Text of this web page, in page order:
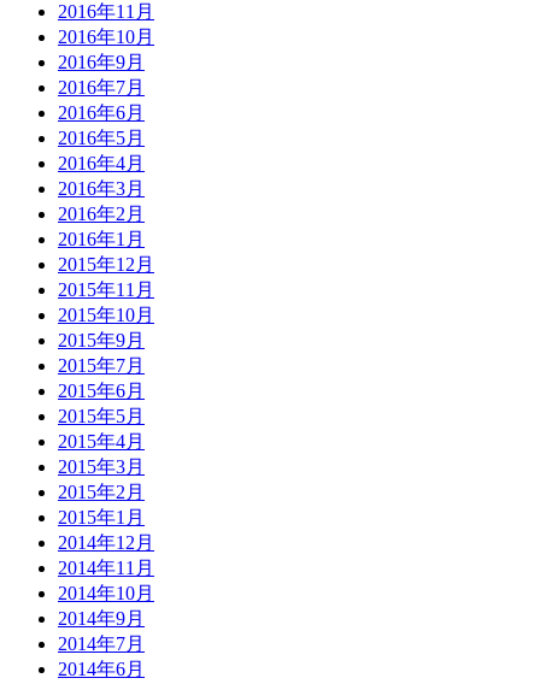
2016年11月
2016年10月
2016年9月
2016年7月
2016年6月
2016年5月
2016年4月
2016年3月
2016年2月
2016年1月
2015年12月
2015年11月
2015年10月
2015年9月
2015年7月
2015年6月
2015年5月
2015年4月
2015年3月
2015年2月
2015年1月
2014年12月
2014年11月
2014年10月
2014年9月
2014年7月
2014年6月